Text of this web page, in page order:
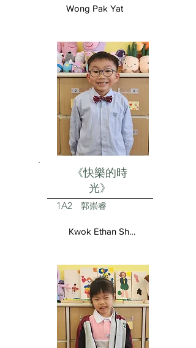
Wong Pak Yat
《快樂的時
光》
1A2 郭崇睿
Kwok Ethan Shun Yui